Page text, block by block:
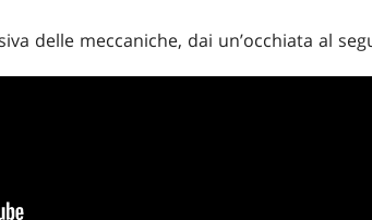
delle meccaniche, dai un’occhiata al